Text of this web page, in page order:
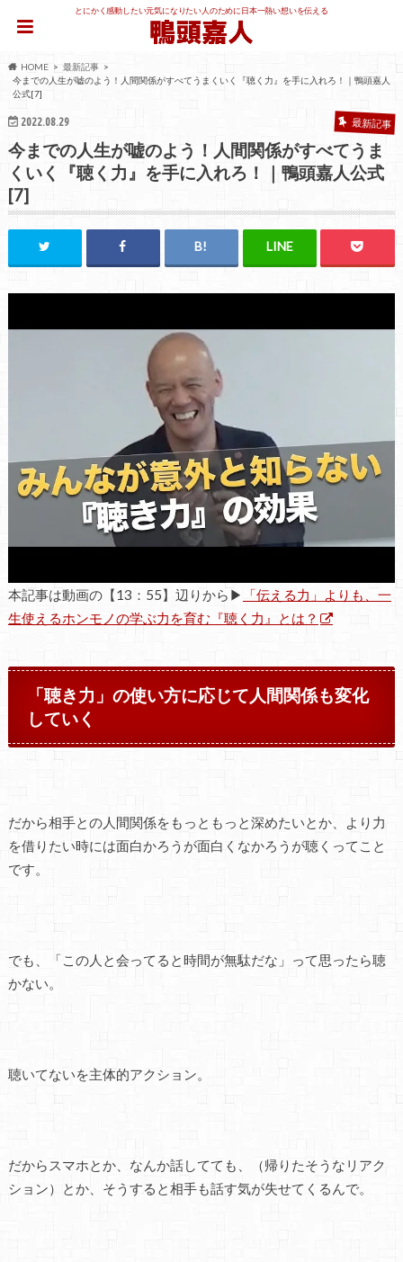
とにかく感動したい元気になりたい人のために日本一熱い想いを伝える
HOME
最新記事
今までの人生が嘘のよう！人間関係がすべてうまくいく『聴く力』を手に入れろ！｜鴨頭嘉人
公式[7]
2022.08.29 最新記事
今までの人生が嘘のよう！人間関係がすべてうま
くいく『聴く力』を手に入れろ！｜鴨頭嘉人公式
[7]
本記事は動画の【13：55】辺りから▶
「伝える力」よりも、一
生使えるホンモノの学ぶ力を育む『聴く力』とは？
「聴き力」の使い方に応じて人間関係も変化
していく
だから相手との人間関係をもっともっと深めたいとか、より力
を借りたい時には面白かろうが面白くなかろうが聴くってこと
です。
でも、「この人と会ってると時間が無駄だな」って思ったら聴
かない。
聴いてないを主体的アクション。
だからスマホとか、なんか話してても、（帰りたそうなリアク
ション）とか、そうすると相手も話す気が失せてくるんで。